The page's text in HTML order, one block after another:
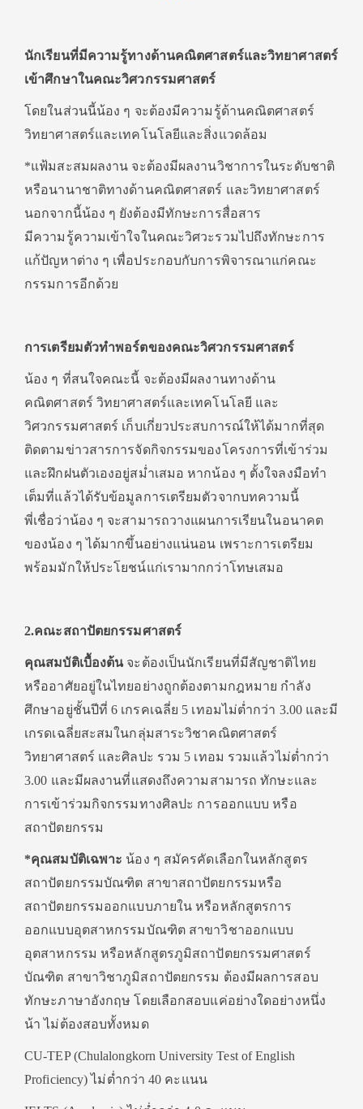
นักเรียนที่มีความรู้ทางด้านคณิตศาสตร์และวิทยาศาสตร์
เข้าศึกษาในคณะวิศวกรรมศาสตร์
โดยในส่วนนี้น้อง ๆ จะต้องมีความรู้ด้านคณิตศาสตร์
วิทยาศาสตร์และเทคโนโลยีและสิ่งแวดล้อม
*แฟ้มสะสมผลงาน จะต้องมีผลงานวิชาการในระดับชาติ
หรือนานาชาติทางด้านคณิตศาสตร์ และวิทยาศาสตร์
นอกจากนี้น้อง ๆ ยังต้องมีทักษะการสื่อสาร
มีความรู้ความเข้าใจในคณะวิศวะรวมไปถึงทักษะการ
แก้ปัญหาต่าง ๆ เพื่อประกอบกับการพิจารณาแก่คณะ
กรรมการอีกด้วย
การเตรียมตัวทำพอร์ตของคณะวิศวกรรมศาสตร์
น้อง ๆ ที่สนใจคณะนี้ จะต้องมีผลงานทางด้าน
คณิตศาสตร์ วิทยาศาสตร์และเทคโนโลยี และ
วิศวกรรมศาสตร์ เก็บเกี่ยวประสบการณ์ให้ได้มากที่สุด
ติดตามข่าวสารการจัดกิจกรรมของโครงการที่เข้าร่วม
และฝึกฝนตัวเองอยู่สม่ำเสมอ หากน้อง ๆ ตั้งใจลงมือทำ
เต็มที่แล้วได้รับข้อมูลการเตรียมตัวจากบทความนี้
พี่เชื่อว่าน้อง ๆ จะสามารถวางแผนการเรียนในอนาคต
ของน้อง ๆ ได้มากขึ้นอย่างแน่นอน เพราะการเตรียม
พร้อมมักให้ประโยชน์แก่เรามากกว่าโทษเสมอ
2.คณะสถาปัตยกรรมศาสตร์
คุณสมบัติเบื้องต้น จะต้องเป็นนักเรียนที่มีสัญชาติไทย
หรืออาศัยอยู่ในไทยอย่างถูกต้องตามกฎหมาย กำลัง
ศึกษาอยู่ชั้นปีที่ 6 เกรคเฉลี่ย 5 เทอมไม่ต่ำกว่า 3.00 และมี
เกรดเฉลี่ยสะสมในกลุ่มสาระวิชาคณิตศาสตร์
วิทยาศาสตร์ และศิลปะ รวม 5 เทอม รวมแล้วไม่ต่ำกว่า
3.00 และมีผลงานที่แสดงถึงความสามารถ ทักษะและ
การเข้าร่วมกิจกรรมทางศิลปะ การออกแบบ หรือ
สถาปัตยกรรม
*คุณสมบัติเฉพาะ น้อง ๆ สมัครคัดเลือกในหลักสูตร
สถาปัตยกรรมบัณฑิต สาขาสถาปัตยกรรมหรือ
สถาปัตยกรรมออกแบบภายใน หรือหลักสูตรการ
ออกแบบอุตสาหกรรมบัณฑิต สาขาวิชาออกแบบ
อุตสาหกรรม หรือหลักสูตรภูมิสถาปัตยกรรมศาสตร์
บัณฑิต สาขาวิชาภูมิสถาปัตยกรรม ต้องมีผลการสอบ
ทักษะภาษาอังกฤษ โดยเลือกสอบแค่อย่างใดอย่างหนึ่ง
น้า ไม่ต้องสอบทั้งหมด
CU-TEP (Chulalongkorn University Test of English
Proficiency) ไม่ต่ำกว่า 40 คะแนน